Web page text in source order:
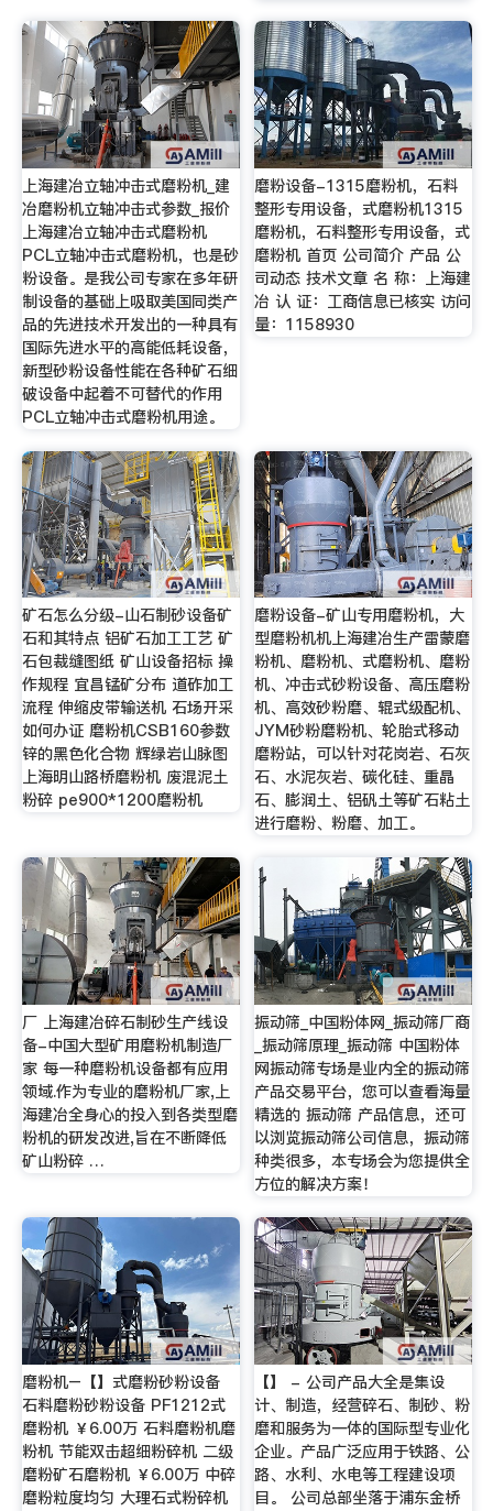
上海建冶立轴冲击式磨粉机_建
冶磨粉机立轴冲击式参数_报价
上海建冶立轴冲击式磨粉机
PCL立轴冲击式磨粉机，也是砂
粉设备。是我公司专家在多年研
制设备的基础上吸取美国同类产
品的先进技术开发出的一种具有
国际先进水平的高能低耗设备，
新型砂粉设备性能在各种矿石细
破设备中起着不可替代的作用
PCL立轴冲击式磨粉机用途。
磨粉设备-1315磨粉机，石料
整形专用设备，式磨粉机1315
磨粉机，石料整形专用设备，式
磨粉机 首页 公司简介 产品 公
司动态 技术文章 名 称：上海建
冶 认 证：工商信息已核实 访问
量：1158930
矿石怎么分级-山石制砂设备矿
石和其特点 铝矿石加工工艺 矿
石包裁缝图纸 矿山设备招标 操
作规程 宜昌锰矿分布 道砟加工
流程 伸缩皮带输送机 石场开采
如何办证 磨粉机CSB160参数
锌的黑色化合物 辉绿岩山脉图
上海明山路桥磨粉机 废混泥土
粉碎 pe900*1200磨粉机
磨粉设备-矿山专用磨粉机，大
型磨粉机机上海建冶生产雷蒙磨
粉机、磨粉机、式磨粉机、磨粉
机、冲击式砂粉设备、高压磨粉
机、高效砂粉磨、辊式级配机、
JYM砂粉磨粉机、轮胎式移动
磨粉站，可以针对花岗岩、石灰
石、水泥灰岩、碳化硅、重晶
石、膨润土、铝矾土等矿石粘土
进行磨粉、粉磨、加工。
厂 上海建冶碎石制砂生产线设
备-中国大型矿用磨粉机制造厂
家 每一种磨粉机设备都有应用
领域.作为专业的磨粉机厂家,上
海建冶全身心的投入到各类型磨
粉机的研发改进,旨在不断降低
矿山粉碎 …
振动筛_中国粉体网_振动筛厂商
_振动筛原理_振动筛 中国粉体
网振动筛专场是业内全的振动筛
产品交易平台，您可以查看海量
精选的 振动筛 产品信息，还可
以浏览振动筛公司信息，振动筛
种类很多，本专场会为您提供全
方位的解决方案！
磨粉机–【】式磨粉砂粉设备
石料磨粉砂粉设备 PF1212式
磨粉机 ￥6.00万 石料磨粉机磨
粉机 节能双击超细粉碎机 二级
磨粉矿石磨粉机 ￥6.00万 中碎
磨粉粒度均匀 大理石式粉碎机
【】 - 公司产品大全是集设
计、制造，经营碎石、制砂、粉
磨和服务为一体的国际型专业化
企业。产品广泛应用于铁路、公
路、水利、水电等工程建设项
目。 公司总部坐落于浦东金桥